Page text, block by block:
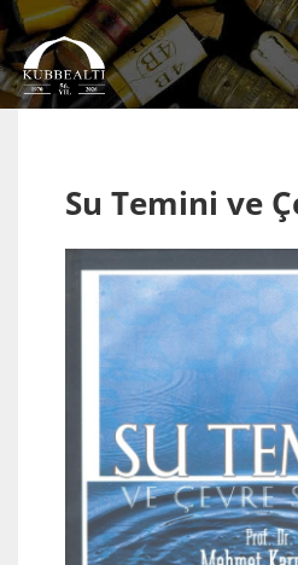
Su Temini ve